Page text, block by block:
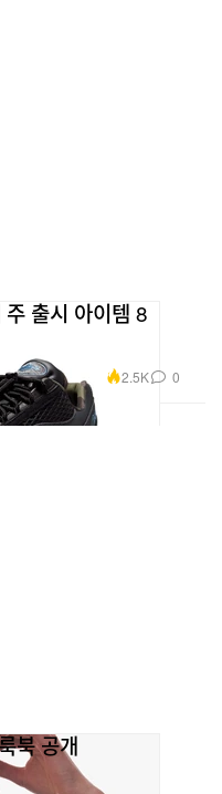
출시 아이템 8
2.5K 0
북 공개